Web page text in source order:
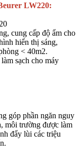
LW220:
cung cấp độ ẩm cho
hiển thị sáng,
< 40m2.
sạch cho máy
góp phần ngăn nguy
môi trường được làm
đẩy lùi các triệu